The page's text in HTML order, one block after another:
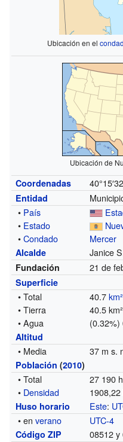
Ubicación en el
Ubicación de
Coordenadas
Entidad
• País
• Estado
•Condado Mercer
Alcalde Janice
Fundación 21 de
Superficie
• Total 40.7km²
• Tierra
40.5 km²
• Agua
(0.32%)
Altitud
• Media 37 m s.
Población (2010)
• Total
27 190
• Densidad 1908,22
Huso horario Este:
• enverano UTC-4
Código ZIP 08512 y